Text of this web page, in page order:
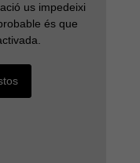
us impedeixi
és que